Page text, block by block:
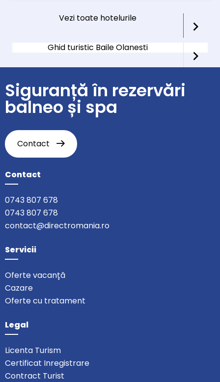
Vezi toate hotelurile
Ghid turistic Baile Olanesti
Siguranță în rezervări
balneo și spa
Contact
Contact
0743 807 678
0743 807 678
contact@directromania.ro
Servicii
Oferte vacanță
Cazare
Oferte cu tratament
Legal
Licenta Turism
Certificat Inregistrare
Contract Turist